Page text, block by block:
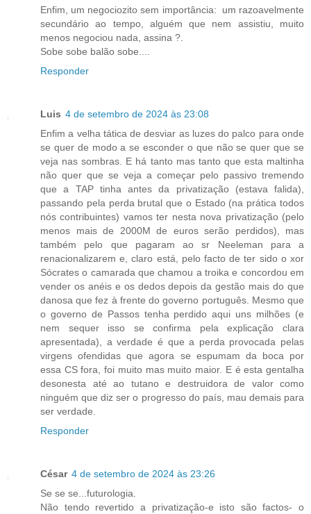
Enfim, um negociozito sem importância: um razoavelmente
secundário ao tempo, alguém que nem assistiu, muito
menos negociou nada, assina ?.
Sobe sobe balão sobe....
Responder
Luis 4 de setembro de 2024 às 23:08
Enfim a velha tática de desviar as luzes do palco para onde
se quer de modo a se esconder o que não se quer que se
veja nas sombras. E há tanto mas tanto que esta maltinha
não quer que se veja a começar pelo passivo tremendo
que a TAP tinha antes da privatização (estava falida),
passando pela perda brutal que o Estado (na prática todos
nós contribuintes) vamos ter nesta nova privatização (pelo
menos mais de 2000M de euros serão perdidos), mas
também pelo que pagaram ao sr Neeleman para a
renacionalizarem e, claro está, pelo facto de ter sido o xor
Sócrates o camarada que chamou a troika e concordou em
vender os anéis e os dedos depois da gestão mais do que
danosa que fez à frente do governo português. Mesmo que
o governo de Passos tenha perdido aqui uns milhões (e
nem sequer isso se confirma pela explicação clara
apresentada), a verdade é que a perda provocada pelas
virgens ofendidas que agora se espumam da boca por
essa CS fora, foi muito mas muito maior. E é esta gentalha
desonesta até ao tutano e destruidora de valor como
ninguém que diz ser o progresso do país, mau demais para
ser verdade.
Responder
César 4 de setembro de 2024 às 23:26
Se se se...futurologia.
Não tendo revertido a privatização-e isto são factos- o